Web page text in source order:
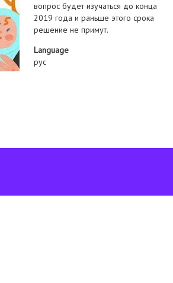
вопрос будет изучаться до конца
2019 года и раньше этого срока
решение не примут.
Language
рус
о принятии антидискриминационного закона